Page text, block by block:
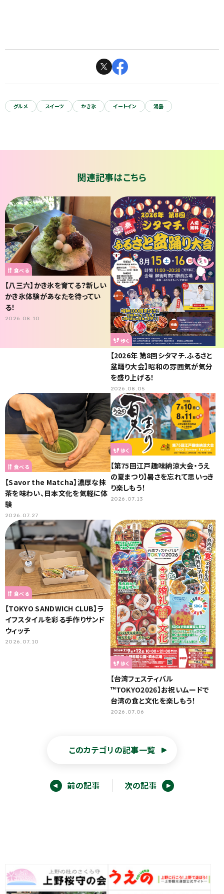
グルメ スイーツ かき氷 イートイン 湯島
関連記事はこちら
食べる
【八三六】かき氷を育てる？新しい
かき氷体験があなたを待ってい
る！
2026.08.10
歩く
【2026年 第8回シタマチ.ふるさと
盆踊り大会】昭和の雰囲気が気分
を盛り上げる！
2026.08.05
食べる
【Savor the Matcha】濃厚な抹
茶を味わい、日本文化を気軽に体
験
2026.07.27
歩く
【第75回江戸趣味納涼大会・うえ
の夏まつり】暑さを忘れて思いっき
り楽しもう！
2026.07.13
食べる
【TOKYO SANDWICH CLUB】ラ
イフスタイルを彩る手作りサンド
ウィッチ
2026.07.10
歩く
【台湾フェスティバル
™TOKYO2026】お祝いムードで
台湾の食と文化を楽しもう！
2026.07.06
前の記事
このカテゴリの記事一覧
次の記事